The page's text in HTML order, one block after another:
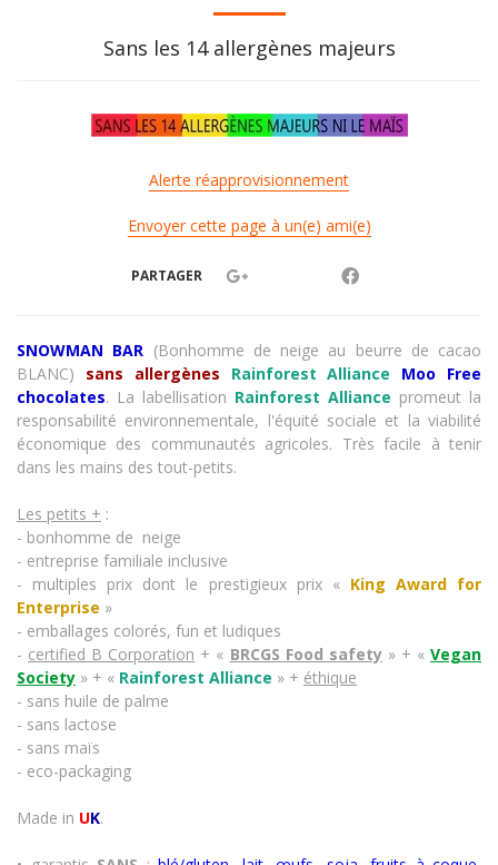
Sans les 14 allergènes majeurs
Alerte réapprovisionnement
Envoyer cette page à un(e) ami(e)
PARTAGER
SNOWMAN BAR (Bonhomme de neige au beurre de cacao
BLANC)
sans allergènes Rainforest Alliance
Moo Free
chocolates. La labellisation Rainforest Alliance promeut la
responsabilité environnementale, l'équité sociale et la viabilité
économique des communautés agricoles. Très facile à tenir
dans les mains des tout-petits.
Les petits + :
- bonhomme de neige
- entreprise familiale inclusive
- multiples prix dont le prestigieux prix « King Award for
Enterprise »
- emballages colorés, fun et ludiques
- certified B Corporation + « BRCGS Food safety» + «Vegan
Society » + « Rainforest Alliance » + éthique
- sans huile de palme
- sans lactose
- sans maïs
- eco-packaging
Made in UK.